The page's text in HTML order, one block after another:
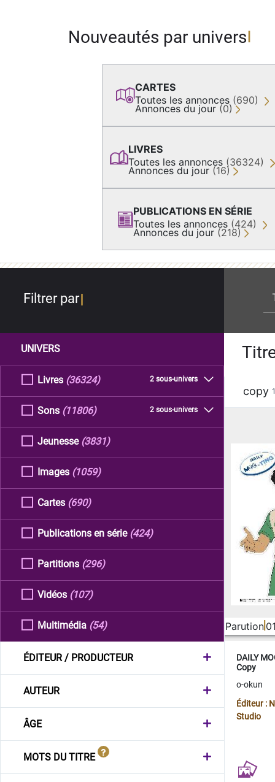
Nouveautés par univers
CARTES
Toutes les annonces (690)
Annonces du jour (0)
LIVRES
Toutes les annonces (36324)
Annonces du jour (16)
PUBLICATIONS EN SÉRIE
Toutes les annonces (424)
Annonces du jour (218)
Filtrer par
UNIVERS
Livres 2 sous-univers
(36324)
Sons 2 sous-univers
(11806)
Jeunesse (3831)
Images (1059)
Cartes (690)
Publications en série (424)
Partitions (296)
Vidéos (107)
Multimédia (54)
ÉDITEUR / PRODUCTEUR
AUTEUR
ÂGE
MOTS DU TITRE
copy
Parution
DAILY
Copy
o-okun
Éditeur :
Studio